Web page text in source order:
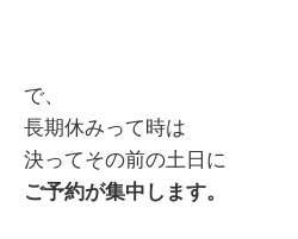
で、
長期休みって時は
決ってその前の土日に
ご予約が集中します。